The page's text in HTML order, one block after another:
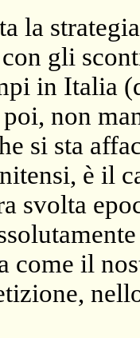
la
gli
in Italia
non
si sta
è il
svolta
come il